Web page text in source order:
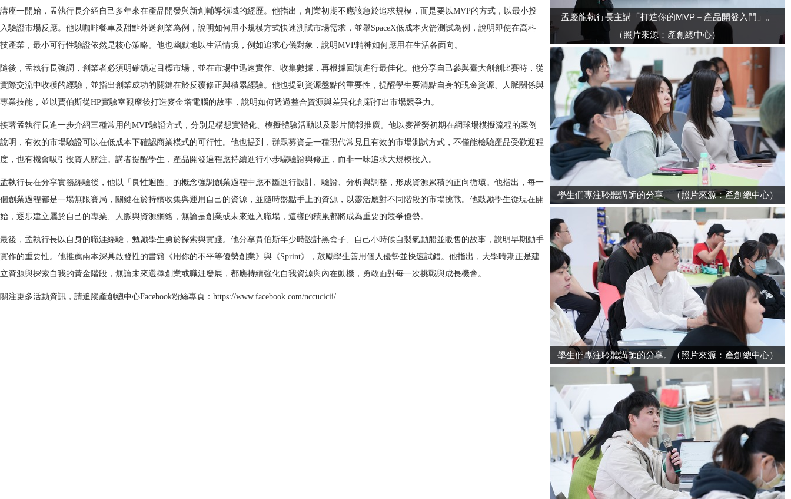
孟慶龍執行長主講「打造你的MVP－產品開發入門」。
（照片來源：產創總中心）
學生們專注聆聽講師的分享。（照片來源：產創總中心）
學生們專注聆聽講師的分享。（照片來源：產創總中心）
講座一開始，孟執行長介紹自己多年來在產品開發與新創輔導領域的經歷。他指出，創業初期不應該急於追求規模，而是要以MVP的方式，以最小投
入驗證市場反應。他以咖啡餐車及甜點外送創業為例，說明如何用小規模方式快速測試市場需求，並舉SpaceX低成本火箭測試為例，說明即使在高科
技產業，最小可行性驗證依然是核心策略。他也幽默地以生活情境，例如追求心儀對象，說明MVP精神如何應用在生活各面向。
隨後，孟執行長強調，創業者必須明確鎖定目標市場，並在市場中迅速實作、收集數據，再根據回饋進行最佳化。他分享自己參與臺大創創比賽時，從
實際交流中收穫的經驗，並指出創業成功的關鍵在於反覆修正與積累經驗。他也提到資源盤點的重要性，提醒學生要清點自身的現金資源、人脈關係與
專業技能，並以賈伯斯從HP實驗室觀摩後打造麥金塔電腦的故事，說明如何透過整合資源與差異化創新打出市場競爭力。
接著孟執行長進一步介紹三種常用的MVP驗證方式，分別是構想實體化、模擬體驗活動以及影片簡報推廣。他以麥當勞初期在網球場模擬流程的案例
說明，有效的市場驗證可以在低成本下確認商業模式的可行性。他也提到，群眾募資是一種現代常見且有效的市場測試方式，不僅能檢驗產品受歡迎程
度，也有機會吸引投資人關注。講者提醒學生，產品開發過程應持續進行小步驟驗證與修正，而非一味追求大規模投入。
孟執行長在分享實務經驗後，他以「良性迴圈」的概念強調創業過程中應不斷進行設計、驗證、分析與調整，形成資源累積的正向循環。他指出，每一
個創業過程都是一場無限賽局，關鍵在於持續收集與運用自己的資源，並隨時盤點手上的資源，以靈活應對不同階段的市場挑戰。他鼓勵學生從現在開
始，逐步建立屬於自己的專業、人脈與資源網絡，無論是創業或未來進入職場，這樣的積累都將成為重要的競爭優勢。
最後，孟執行長以自身的職涯經驗，勉勵學生勇於探索與實踐。他分享賈伯斯年少時設計黑盒子、自己小時候自製氣動船並販售的故事，說明早期動手
實作的重要性。他推薦兩本深具啟發性的書籍《用你的不平等優勢創業》與《Sprint》，鼓勵學生善用個人優勢並快速試錯。他指出，大學時期正是建
立資源與探索自我的黃金階段，無論未來選擇創業或職涯發展，都應持續強化自我資源與內在動機，勇敢面對每一次挑戰與成長機會。
關注更多活動資訊，請追蹤產創總中心Facebook粉絲專頁： https://www.facebook.com/nccucicii/